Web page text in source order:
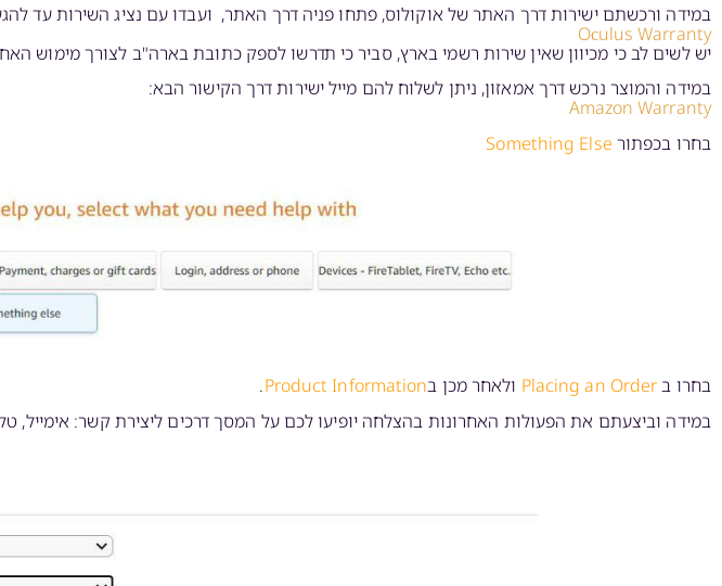
במידה ורכשתם ישירות דרך האתר של אוקולוס, פתחו פניה דרך האתר, ועבדו עם נציג השירות עד
Oсulus Warranty
יש לשים לב כי מכיוון שאין שירות רשמי בארץ, סביר כי תדרשו לספק כתובת בארה"ב לצורך מימוש
במידה והמוצר נרכש דרך אמאזון, ניתן לשלוח להם מייל ישירות דרך הקישור הבא:
Amazon Warranty
בחרו בכפתור Something Else
בחרו בPlacing an Order ולאחר מכן בProduct Information
.
במידה וביצעתם את הפעולות האחרונות בהצלחה יופיעו לכם על המסך דרכים ליצירת קשר: אימייל,